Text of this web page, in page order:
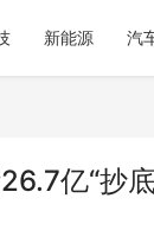
新能源 汽
亿“抄